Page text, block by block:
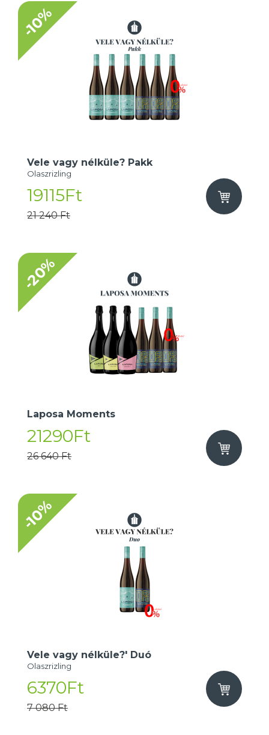
-10%
Vele vagy nélküle? Pakk
Olaszrizling
19115Ft
21 240 Ft
-20%
Laposa Moments
21290Ft
26 640 Ft
-10%
Vele vagy nélküle?' Duó
Olaszrizling
6370Ft
7 080 Ft